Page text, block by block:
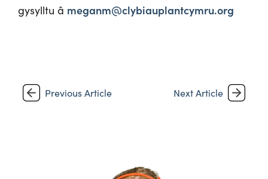
gysylltu â meganm@clybiauplantcymru.org
Previous Article Next Article